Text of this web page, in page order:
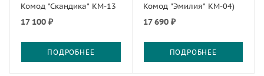
Комод "Скандика" КМ-13
17 100 ₽
ПОДРОБНЕЕ
Комод "Эмилия" КМ-04)
17 690 ₽
ПОДРОБНЕЕ